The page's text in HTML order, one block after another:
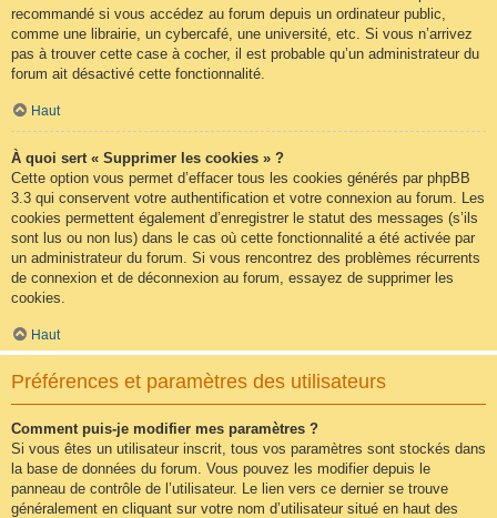
recommandé si vous accédez au forum depuis un ordinateur public,
comme une librairie, un cybercafé, une université, etc. Si vous n’arrivez
pas à trouver cette case à cocher, il est probable qu’un administrateur du
forum ait désactivé cette fonctionnalité.
Haut
À quoi sert « Supprimer les cookies » ?
Cette option vous permet d’effacer tous les cookies générés par phpBB
3.3 qui conservent votre authentification et votre connexion au forum. Les
cookies permettent également d’enregistrer le statut des messages (s’ils
sont lus ou non lus) dans le cas où cette fonctionnalité a été activée par
un administrateur du forum. Si vous rencontrez des problèmes récurrents
de connexion et de déconnexion au forum, essayez de supprimer les
cookies.
Haut
Préférences et paramètres des utilisateurs
Comment puis-je modifier mes paramètres ?
Si vous êtes un utilisateur inscrit, tous vos paramètres sont stockés dans
la base de données du forum. Vous pouvez les modifier depuis le
panneau de contrôle de l’utilisateur. Le lien vers ce dernier se trouve
généralement en cliquant sur votre nom d’utilisateur situé en haut des